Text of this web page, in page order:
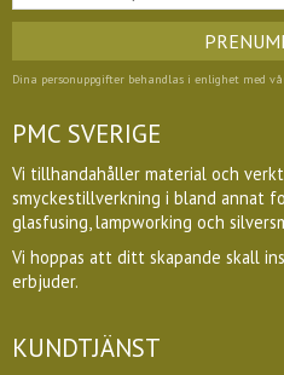
Dina personuppgifter behandlas i enlighet med
PMC SVERIGE
Vi tillhandahåller material och
smyckestillverkning i bland annat
glasfusing, lampworking och
Vi hoppas att ditt skapande skall
erbjuder.
KUNDTJÄNST